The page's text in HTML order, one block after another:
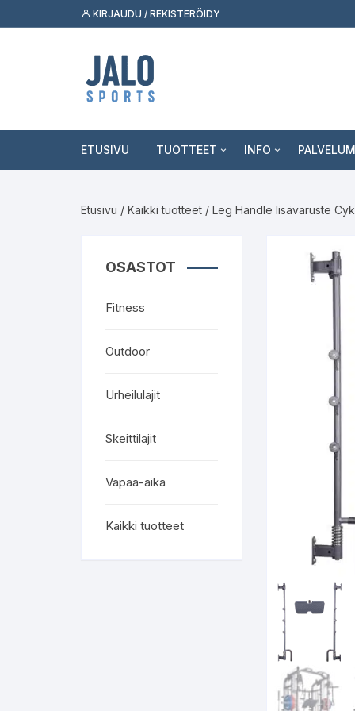
suoraan
KIRJAUDU / REKISTERÖIDY
ETUSIVU TUOTTEET
Skeittilajit
INFO
Etusivu / Kaikki tuotteet / Leg Handle lisävaruste
OSASTOT
Fitness
Outdoor
Urheilulajit
Skeittilajit
Vapaa-aika
Kaikki tuotteet